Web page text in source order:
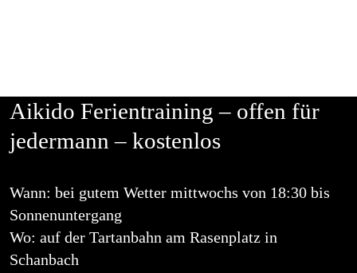
Aikido Ferientraining – offen für
jedermann – kostenlos
Wann: bei gutem Wetter mittwochs von 18:30 bis
Sonnenuntergang
Wo: auf der Tartanbahn am Rasenplatz in
Schanbach